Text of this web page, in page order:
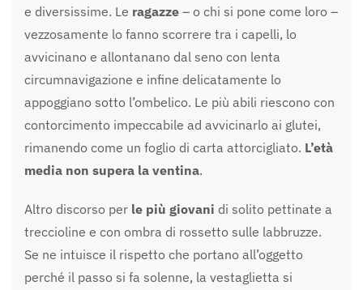
e diversissime. Le ragazze – o chi si pone come loro –
vezzosamente lo fanno scorrere tra i capelli, lo
avvicinano e allontanano dal seno con lenta
circumnavigazione e infine delicatamente lo
appoggiano sotto l’ombelico. Le più abili riescono con
contorcimento impeccabile ad avvicinarlo ai glutei,
rimanendo come un foglio di carta attorcigliato. L’età
media non supera la ventina.
Altro discorso per le più giovani di solito pettinate a
treccioline e con ombra di rossetto sulle labbruzze.
Se ne intuisce il rispetto che portano all’oggetto
perché il passo si fa solenne, la vestaglietta si